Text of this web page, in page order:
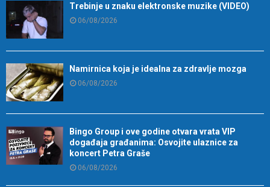
Trebinje u znaku elektronske muzike (VIDEO)
06/08/2026
Namirnica koja je idealna za zdravlje mozga
06/08/2026
Bingo Group i ove godine otvara vrata VIP
događaja građanima: Osvojite ulaznice za
koncert Petra Graše
06/08/2026